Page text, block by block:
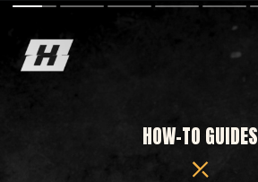
HOW-TO GUIDES